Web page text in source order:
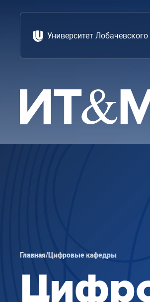
Университет Лобачевского
Главная/Цифровые кафедры